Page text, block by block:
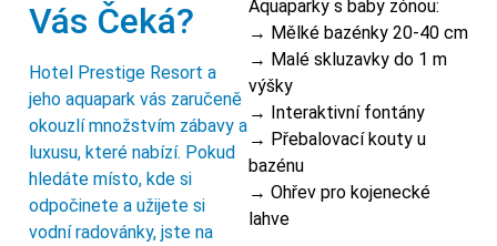
Vás Čeká?
Hotel Prestige Resort a
jeho aquapark vás zaručeně
okouzlí množstvím zábavy a
luxusu, které nabízí. Pokud
hledáte místo, kde si
odpočinete a užijete si
vodní radovánky, jste na
Aquaparky s baby zónou:
→ Mělké bazénky 20-40 cm
→ Malé skluzavky do 1 m
výšky
→ Interaktivní fontány
→ Přebalovací kouty u
bazénu
→ Ohřev pro kojenecké
lahve